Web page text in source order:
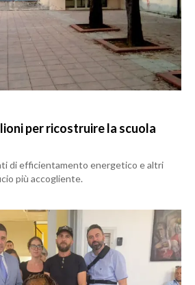
per ricostruire la scuola
di efficientamento energetico e altri
più accogliente.